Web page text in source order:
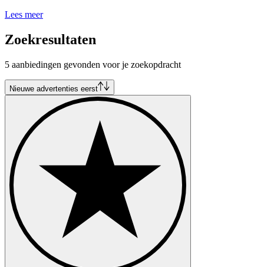
Lees meer
Zoekresultaten
5 aanbiedingen gevonden voor je zoekopdracht
Nieuwe advertenties eerst